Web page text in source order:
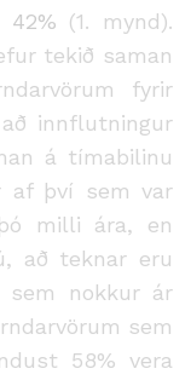
42% (1. mynd).
tekið saman
fyrir
innflutningur
á tímabilinu
af því sem var
milli ára, en
að teknar eru
sem nokkur ár
sem
58% vera